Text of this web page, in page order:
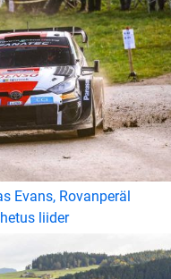
Evans, Rovanperäl
liider